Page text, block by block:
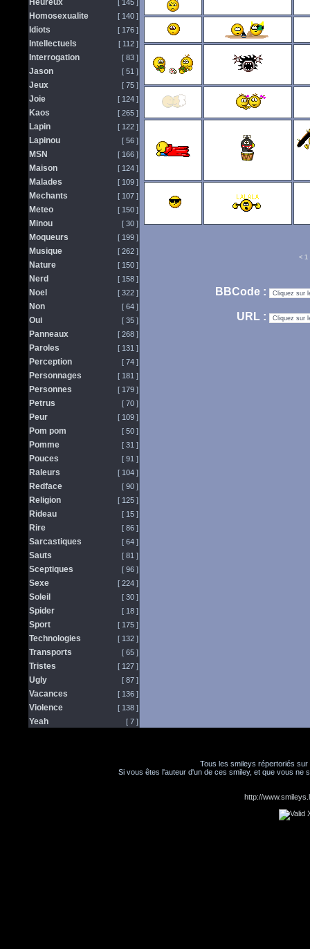
< 1
BBCode :
URL :
Heureux [ 145 ]
Homosexualite [ 140 ]
Idiots [ 176 ]
Intellectuels [ 112 ]
Interrogation [ 83 ]
Jason [ 51 ]
Jeux [ 75 ]
Joie [ 124 ]
Kaos [ 265 ]
Lapin [ 122 ]
Lapinou [ 56 ]
MSN [ 166 ]
Maison [ 124 ]
Malades [ 109 ]
Mechants [ 107 ]
Meteo [ 150 ]
Minou [ 30 ]
Moqueurs [ 199 ]
Musique [ 262 ]
Nature [ 150 ]
Nerd [ 158 ]
Noel [ 322 ]
Non [ 64 ]
Oui [ 35 ]
Panneaux [ 268 ]
Paroles [ 131 ]
Perception [ 74 ]
Personnages [ 181 ]
Personnes [ 179 ]
Petrus [ 70 ]
Peur [ 109 ]
Pom pom [ 50 ]
Pomme [ 31 ]
Pouces [ 91 ]
Raleurs [ 104 ]
Redface [ 90 ]
Religion [ 125 ]
Rideau [ 15 ]
Rire [ 86 ]
Sarcastiques [ 64 ]
Sauts [ 81 ]
Sceptiques [ 96 ]
Sexe [ 224 ]
Soleil [ 30 ]
Spider [ 18 ]
Sport [ 175 ]
Technologies [ 132 ]
Transports [ 65 ]
Tristes [ 127 ]
Ugly [ 87 ]
Vacances [ 136 ]
Violence [ 138 ]
Yeah [ 7 ]
Tous les smileys répertoriés
Si vous êtes l'auteur d'un de ces smiley, et que vous ne
http://